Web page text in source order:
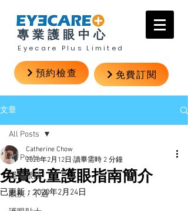
專業護眼中心
Eyecare Plus Limited
預約檢查 免費訂閱
文章
All Posts
隱形眼鏡
眼疾 / 不適
All Posts
免費兒童護眼指南簡介
Catherine Chow
2020年2月12日 讀畢需時 2 分鐘
已更新：2020年2月24日